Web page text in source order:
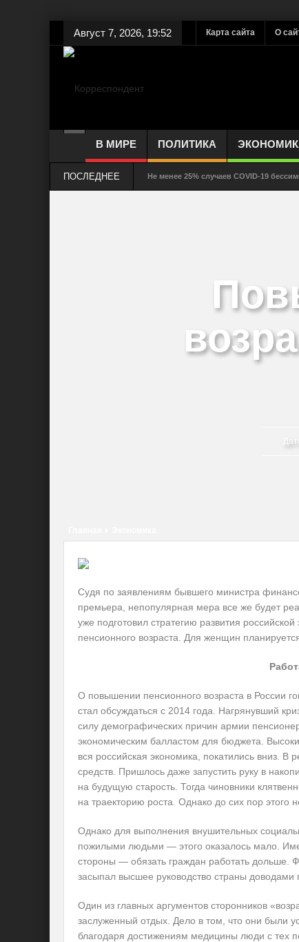
Август 7, 2026, 19:52 Карта сайта О
В МИРЕ ПОЛИТИКА
ПОСЛЕДНЕЕ Не менее 25% случаев COVID-19
Судя по заявлениям бывшего министра
премьера, непопулярная мера все же будет
уже подготовил стратегию развития
пенсионного возраста. Для женщин
О повышении пенсионного возраста в России
стал обсуждаться с 2014 года. Нагрянувший
силу демографических причин армии
экономическим балластом для бюджета.
вся российская экономика, покатились вниз. В
средств. Пришлось даже запустить руку в
на будущую старость. Тогда чиновники
на траекторию роста. Однако до сих пор этого
Однако для выполнения внушительных
пожилыми людьми — этого оказалось мало.
стороны — обязать граждан работать дольше.
засыпал высшее руководство страны доводами
Один из главных аргументов сторонников
заслуженный отдых. Дело в том, что они были
благодаря достижениям медицины люди с тех